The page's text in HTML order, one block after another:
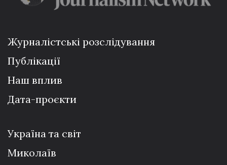
Журналістські розслідування
Публікації
Наш вплив
Дата-проєкти
Україна та світ
Миколаїв